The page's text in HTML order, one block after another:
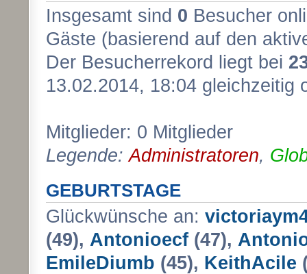
Insgesamt sind 0 Besucher
Gäste (basierend auf den
Der Besucherrekord liegt bei
13.02.2014, 18:04 gleichzeitig
Mitglieder: 0 Mitglieder
Legende:Administratoren,
GEBURTSTAGE
Glückwünsche an:
(49), Antonioecf (47),
EmileDiumb (45), KeithAcile